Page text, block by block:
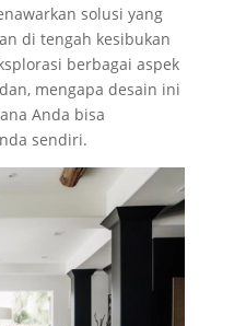
solusi yang
di tengah kesibukan
berbagai aspek
mengapa desain ini
Anda bisa
sendiri.